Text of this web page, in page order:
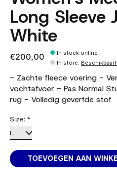
Long Sleeve
White
€200,00
In stock online
In store:
- Zachte fleece voering -
vochtafvoer - Pas Normal
rug - Volledig geverfde stof
Size: *
TOEVOEGEN AAN